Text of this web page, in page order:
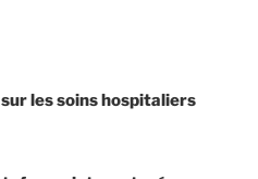
les soins hospitaliers